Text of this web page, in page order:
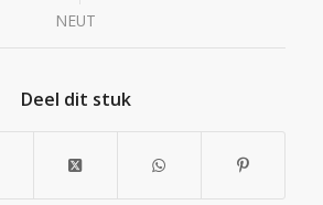
NEUT
Deel dit stuk